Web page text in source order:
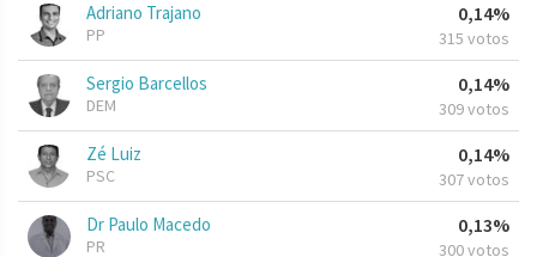
Adriano Trajano
PP
0,14%
315 votos
Sergio Barcellos
DEM
0,14%
309 votos
Zé Luiz
PSC
0,14%
307 votos
Dr Paulo Macedo
PR
0,13%
300 votos